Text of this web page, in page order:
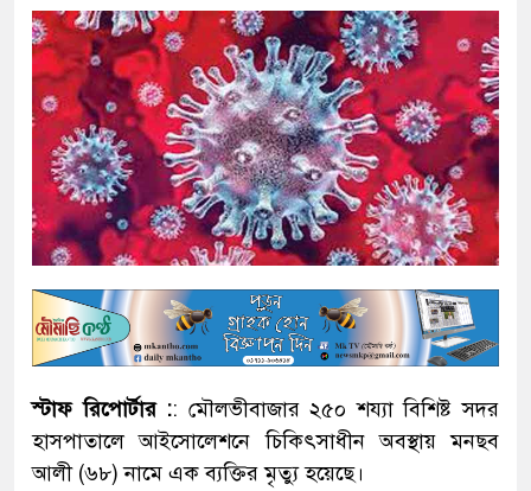
স্টাফ রিপোর্টার :: মৌলভীবাজার ২৫০ শয্যা বিশিষ্ট সদর
হাসপাতালে আইসোলেশনে চিকিৎসাধীন অবস্থায় মনছব
আলী (৬৮) নামে এক ব্যক্তির মৃত্যু হয়েছে।